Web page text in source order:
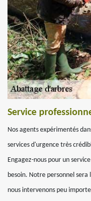
Service
Nos agents expérimentés
services d'urgence très
Engagez-nous pour un
besoin. Notre personnel sera
nous intervenons peu